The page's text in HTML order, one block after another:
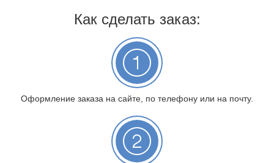
Как сделать заказ:
Оформление заказа на сайте, по телефону или на почту.